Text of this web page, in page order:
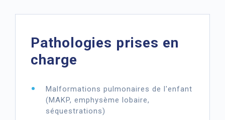
Pathologies prises en
charge
Malformations pulmonaires de l'enfant
(MAKP, emphysème lobaire,
séquestrations)